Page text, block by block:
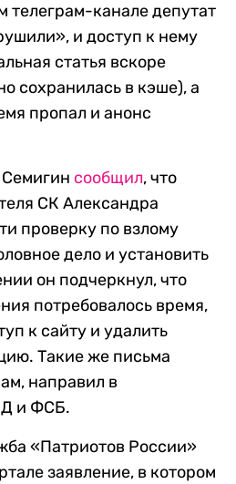
телеграм-канале депутат
и доступ к нему
статья вскоре
сохранилась в кэше), а
пропал и анонс
сообщил, что
СК Александра
проверку по взлому
дело и установить
он подчеркнул, что
потребовалось время,
к сайту и удалить
Такие же письма
направил в
и ФСБ.
«Патриотов России»
заявление, в котором